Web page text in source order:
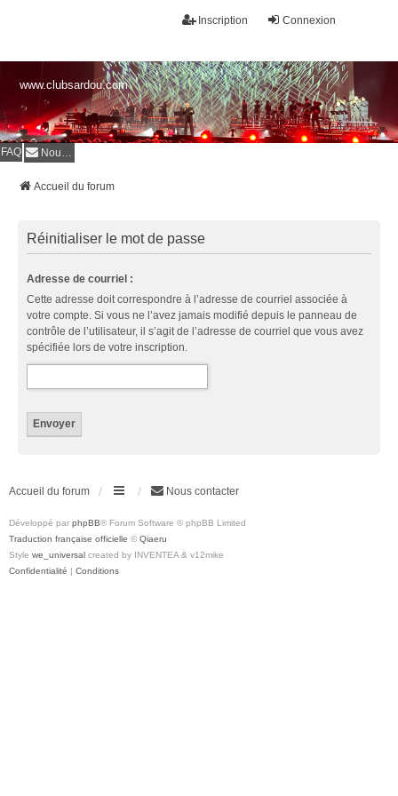
Connexion
Inscription
www.clubsardou.com
FAQ Nous contacter
Accueil du forum
Réinitialiser le mot de passe
Adresse de courriel :
Cette adresse doit correspondre à l’adresse de courriel associée à
votre compte. Si vous ne l’avez jamais modifié depuis le panneau de
contrôle de l’utilisateur, il s’agit de l’adresse de courriel que vous avez
spécifiée lors de votre inscription.
Accueil du forum Nous contacter
Développé par phpBB® Forum Software © phpBB Limited
Traduction française officielle © Qiaeru
Style we_universal created by INVENTEA & v12mike
Confidentialité | Conditions